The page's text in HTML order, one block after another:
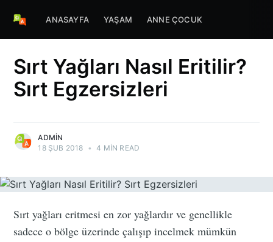
ANASAYFA YAŞAM ANNE ÇOCUK
Sırt Yağları Nasıl Eritilir?
Sırt Egzersizleri
ADMIN
18 ŞUB 2018 • 4 MIN READ
Sırt yağları eritmesi en zor yağlardır ve genellikle
sadece o bölge üzerinde çalışıp incelmek mümkün